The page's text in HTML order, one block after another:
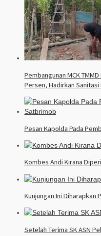
Pembangunan MCK
Persen, Hadirkan
Pesan Kapolda Pada
Kombes Andi Kirana
Kunjungan Ini Diharapkan
Setelah Terima SK ASN